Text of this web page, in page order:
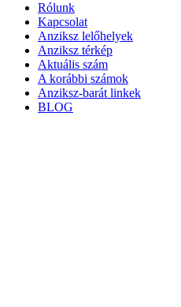
Rólunk
Kapcsolat
Anziksz lelőhelyek
Anziksz térkép
Aktuális szám
A korábbi számok
Anziksz-barát linkek
BLOG